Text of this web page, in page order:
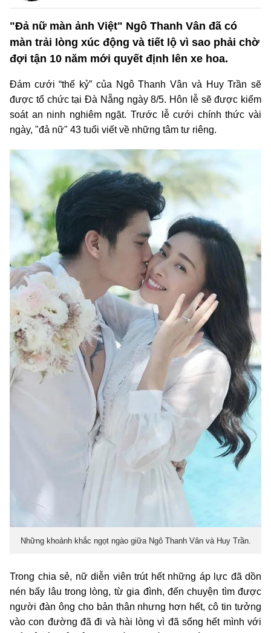
"Đả nữ màn ảnh Việt" Ngô Thanh Vân đã có
màn trải lòng xúc động và tiết lộ vì sao phải chờ
đợi tận 10 năm mới quyết định lên xe hoa.
Đám cưới “thế kỷ” của Ngô Thanh Vân và Huy Trần sẽ
được tổ chức tại Đà Nẵng ngày 8/5. Hôn lễ sẽ được kiểm
soát an ninh nghiêm ngặt. Trước lễ cưới chính thức vài
ngày, "đả nữ" 43 tuổi viết về những tâm tư riêng.
Những khoảnh khắc ngọt ngào giữa Ngô Thanh Vân và Huy Trần.
Trong chia sẻ, nữ diễn viên trút hết những áp lực đã dồn
nén bấy lâu trong lòng, từ gia đình, đến chuyện tìm được
người đàn ông cho bản thân nhưng hơn hết, cô tin tưởng
vào con đường đã đi và hài lòng vì đã sống hết mình với